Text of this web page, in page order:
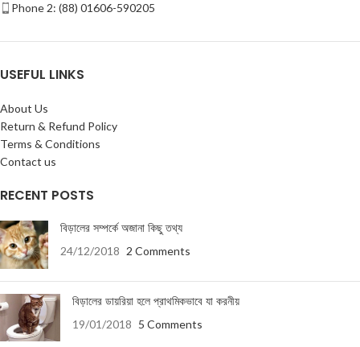
Phone 2: (88) 01606-590205
USEFUL LINKS
About Us
Return & Refund Policy
Terms & Conditions
Contact us
RECENT POSTS
বিড়ালের সম্পর্কে অজানা কিছু তথ্য
24/12/2018 2 Comments
বিড়ালের ডায়রিয়া হলে প্রাথমিকভাবে যা করনীয়
19/01/2018 5 Comments